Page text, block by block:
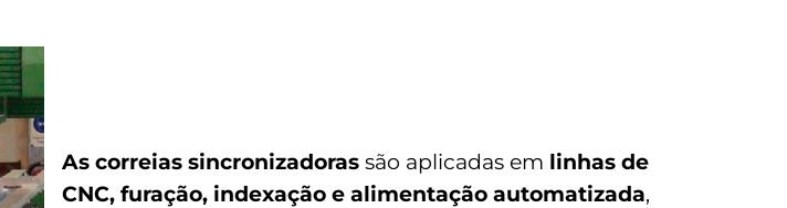
As correias sincronizadoras são aplicadas em linhas de
CNC, furação, indexação e alimentação automatizada,